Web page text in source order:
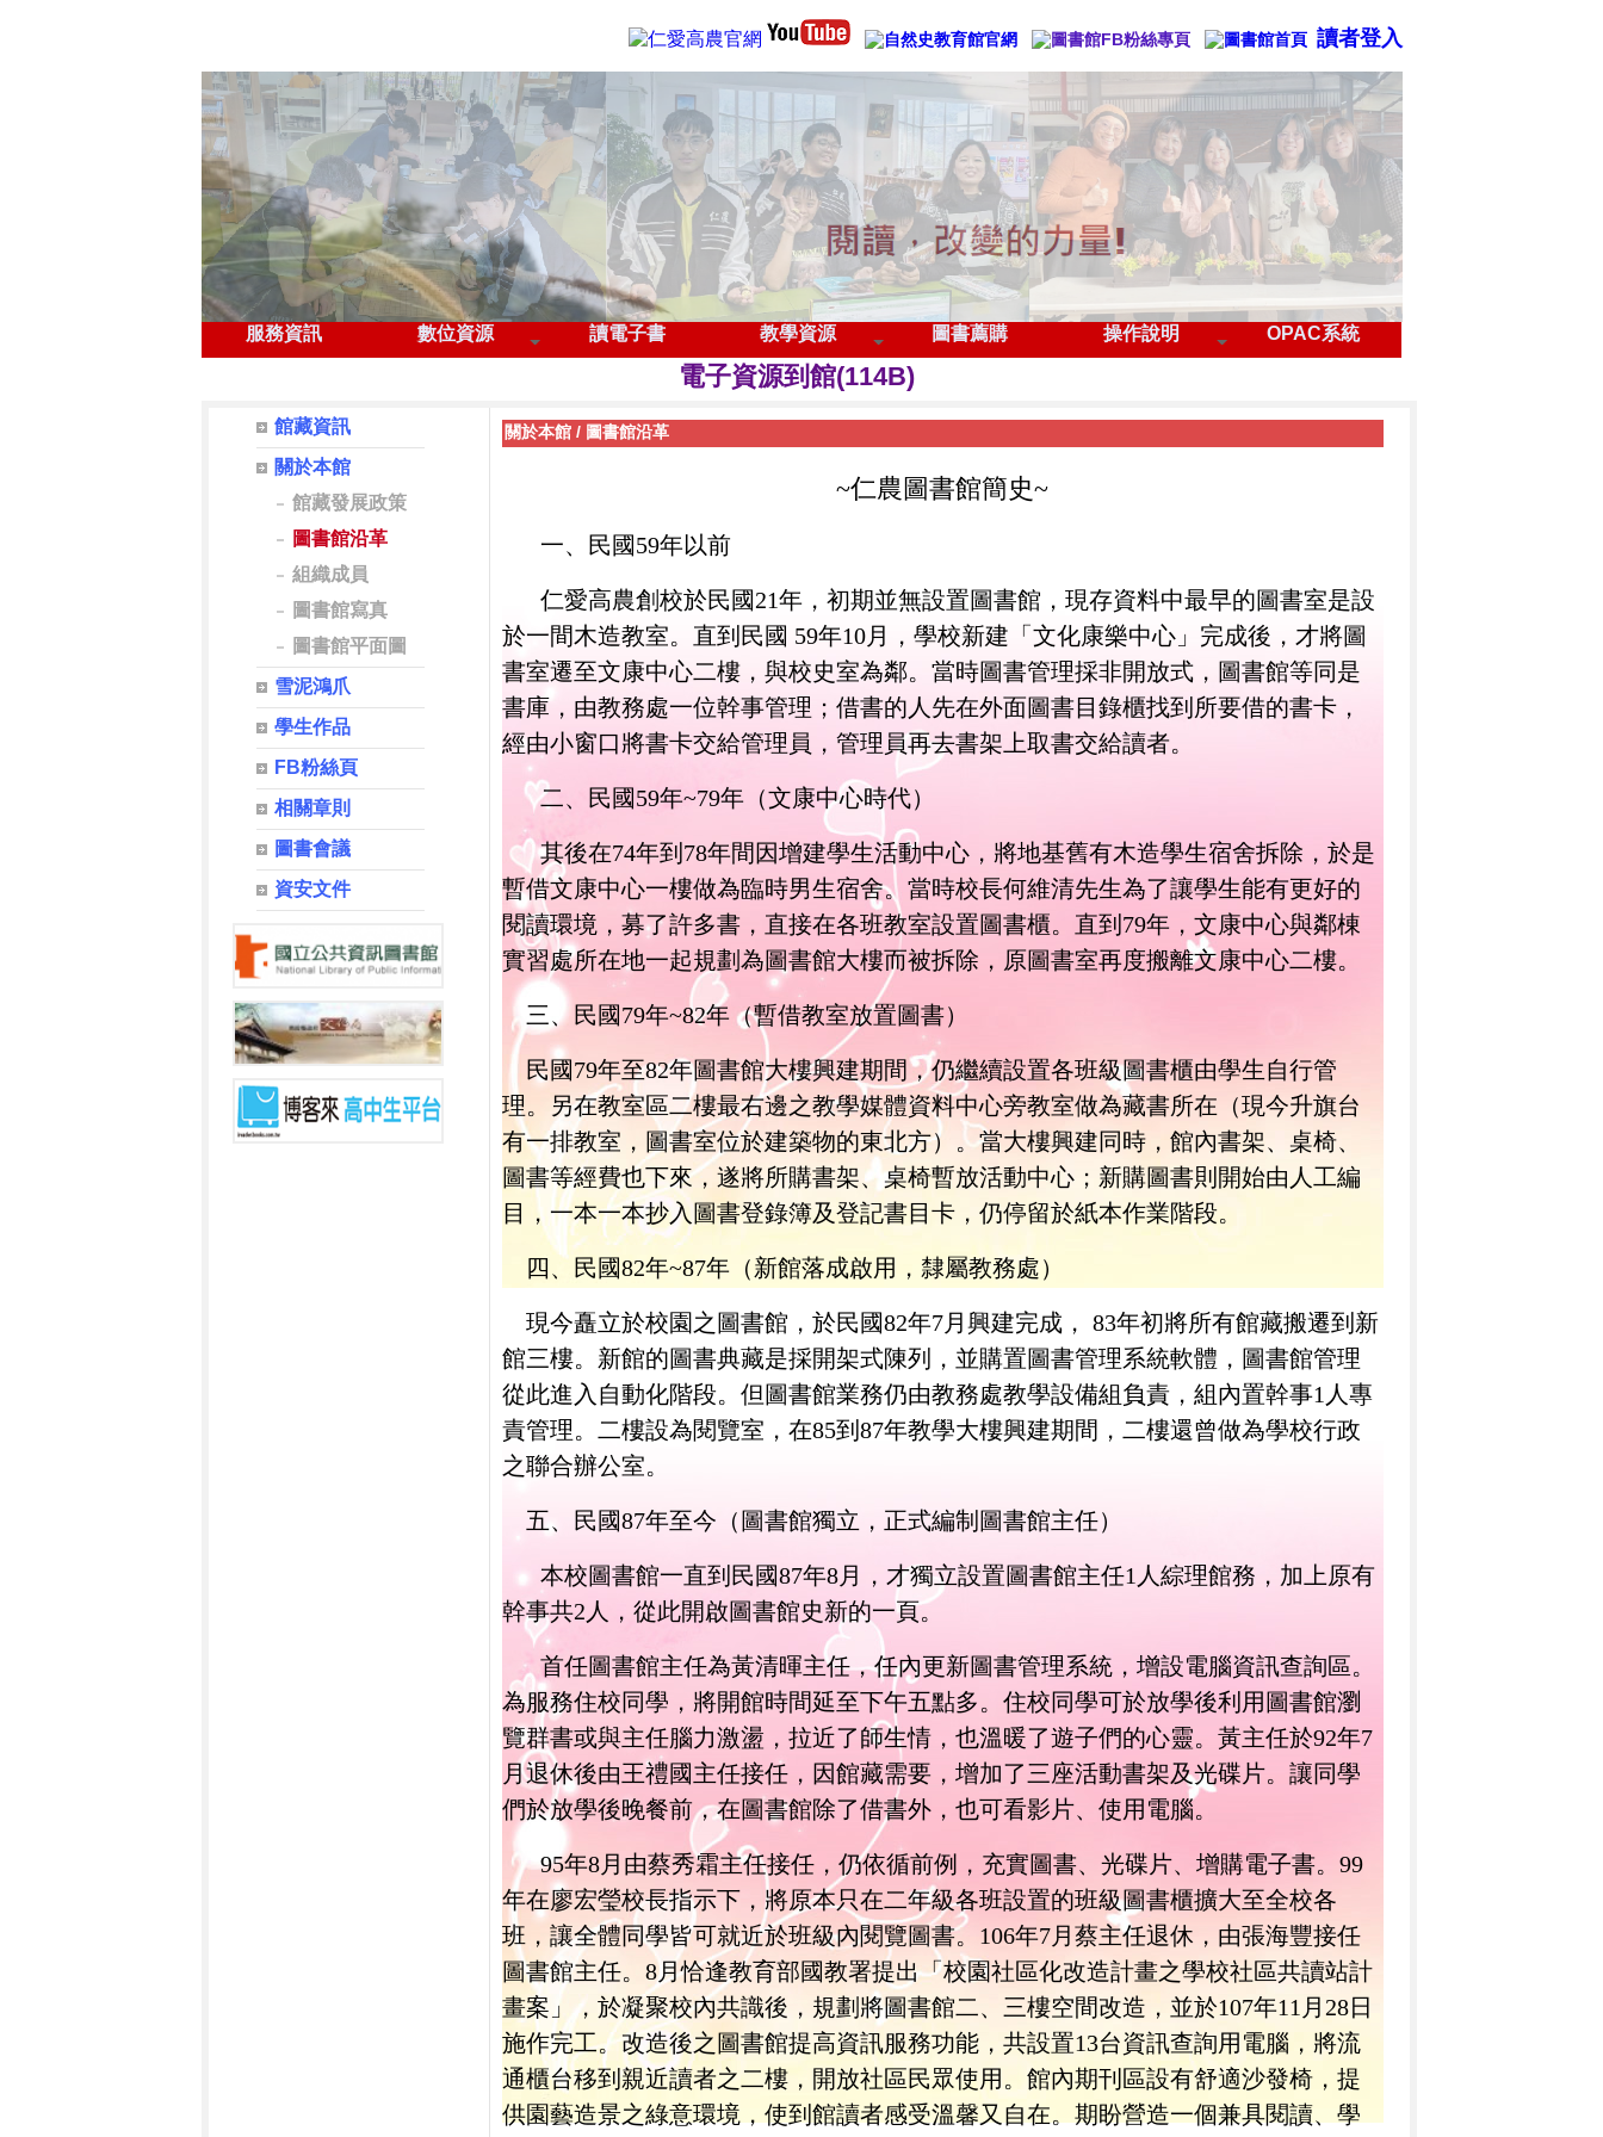
讀者登入
服務資訊 數位資源 讀電子書 教學資源 圖書薦購 操作說明 OPAC系統
115學年度全國中學生閱讀心得及小論文寫作競賽
電子資源到館(114B)
歡迎下載圖書館APP
館藏資訊
關於本館
館藏發展政策
圖書館沿革
組織成員
圖書館寫真
圖書館平面圖
雪泥鴻爪
學生作品
FB粉絲頁
相關章則
圖書會議
資安文件
關於本館/ 圖書館沿革
~仁農圖書館簡史~
一、民國59年以前
仁愛高農創校於民國21年，初期並無設置圖書館，現存資料中最早的圖書室是設
於一間木造教室。直到民國 59年10月，學校新建「文化康樂中心」完成後，才將圖
書室遷至文康中心二樓，與校史室為鄰。當時圖書管理採非開放式，圖書館等同是
書庫，由教務處一位幹事管理；借書的人先在外面圖書目錄櫃找到所要借的書卡，
經由小窗口將書卡交給管理員，管理員再去書架上取書交給讀者。
二、民國59年~79年（文康中心時代）
其後在74年到 78年間因增建學生活動中心，將地基舊有木造學生宿舍拆除，於是
暫借文康中心一樓做為臨時男生宿舍。當時校長何維清先生為了讓學生能有更好的
閱讀環境，募了許多書，直接在各班教室設置圖書櫃。直到 79年，文康中心與鄰棟
實習處所在地一起規劃為圖書館大樓而被拆除，原圖書室再度搬離文康中心二樓。
三、民國79年~82年（暫借教室放置圖書）
民國79年至82年圖書館大樓興建期間，仍繼續設置各班級圖書櫃由學生自行管
理。另在教室區二樓最右邊之教學媒體資料中心旁教室做為藏書所在（現今升旗台
有一排教室，圖書室位於建築物的東北方）。當大樓興建同時，館內書架、桌椅、
圖書等經費也下來，遂將所購書架、桌椅暫放活動中心；新購圖書則開始由人工編
目，一本一本抄入圖書登錄簿及登記書目卡，仍停留於紙本作業階段。
四、民國82年~87年（新館落成啟用，隸屬教務處）
現今矗立於校園之圖書館，於民國82年7月興建完成， 83年初將所有館藏搬遷到新
館三樓。新館的圖書典藏是採開架式陳列，並購置圖書管理系統軟體，圖書館管理
從此進入自動化階段。但圖書館業務仍由教務處教學設備組負責，組內置幹事1 人專
責管理。二樓設為閱覽室，在85到 87年教學大樓興建期間，二樓還曾做為學校行政
之聯合辦公室。
五、民國87年至今（圖書館獨立，正式編制圖書館主任）
本校圖書館一直到民國87年8月，才獨立設置圖書館主任1 人綜理館務，加上原有
幹事共2 人，從此開啟圖書館史新的一頁。
首任圖書館主任為黃清暉主任，任內更新圖書管理系統，增設電腦資訊查詢區。
為服務住校同學，將開館時間延至下午五點多。住校同學可於放學後利用圖書館瀏
覽群書或與主任腦力激盪，拉近了師生情，也溫暖了遊子們的心靈。黃主任於92年7
月退休後由王禮國主任接任，因館藏需要，增加了三座活動書架及光碟片。讓同學
們於放學後晚餐前，在圖書館除了借書外，也可看影片、使用電腦。
95年8月由蔡秀霜主任接任，仍依循前例，充實圖書、光碟片、增購電子書。 99
年在廖宏瑩校長指示下，將原本只在二年級各班設置的班級圖書櫃擴大至全校各
班，讓全體同學皆可就近於班級內閱覽圖書。 106年7月蔡主任退休，由張海豐接任
圖書館主任。 8月恰逢教育部國教署提出「校園社區化改造計畫之學校社區共讀站計
畫案」，於凝聚校內共識後，規劃將圖書館二、三樓空間改造，並於107年11月28日
施作完工。改造後之圖書館提高資訊服務功能，共設置13台資訊查詢用電腦，將流
通櫃台移到親近讀者之二樓，開放社區民眾使用。館內期刊區設有舒適沙發椅，提
供園藝造景之綠意環境，使到館讀者感受溫馨又自在。期盼營造一個兼具閱讀、學